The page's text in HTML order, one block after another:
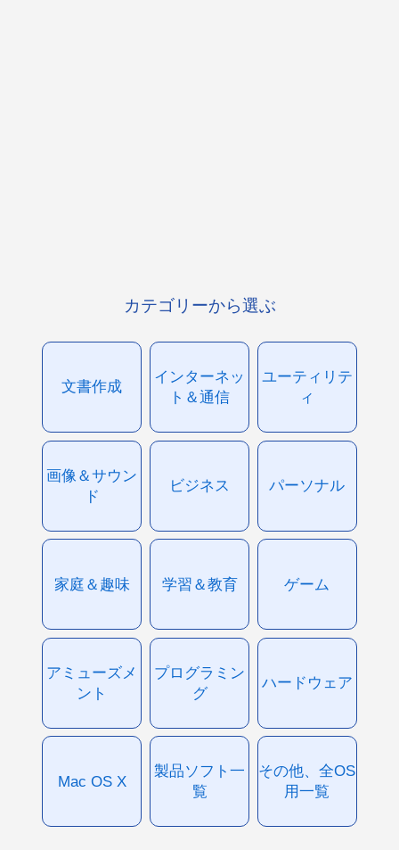
カテゴリーから選ぶ
文書作成
インターネッ
ト＆通信
ユーティリテ
ィ
画像＆サウン
ド
ビジネス パーソナル
家庭＆趣味 学習＆教育 ゲーム
アミューズメ
ント
プログラミン
グ
ハードウェア
Mac OS X
製品ソフト一
覧
その他、全OS
用一覧